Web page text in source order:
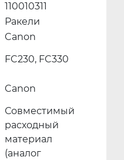
110010311
Ракели
Canon
FC230, FC330
Canon
Совместимый
расходный
материал
(аналог